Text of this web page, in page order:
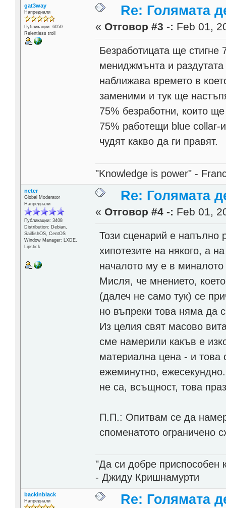
gat3way
Напреднали
Публикации: 6050
Relentless troll
Re: Голямата
« Отговор #3 -: Feb 01,
Безработицата ще стигне
мениджмънта и
наближава времето в
заменими и тук ще
75% безработни, които
75% работещи blue collar-
чудят какво да ги правят.
"Knowledge is power" -
neter
Global Moderator
Напреднали
Публикации: 3408
Distribution: Debian,
SailfishOS, CentOS
Window Manager: LXDE,
Lipstick
Re: Голямата
« Отговор #4 -: Feb 01,
Този сценарий е напълно
хипотезите на някого, а
началото му е в
Мисля, че мнението,
(далеч не само тук) се
но въпреки това няма да
Из целия свят масово
сме намерили какъв е
материална цена - и
ежеминутно,
не са, всъщност, това
П.П.: Опитвам се да
споменатото ограничено
"Да си добре приспособен
- Джиду Кришнамурти
backinblack
Напреднали Re: Голямата